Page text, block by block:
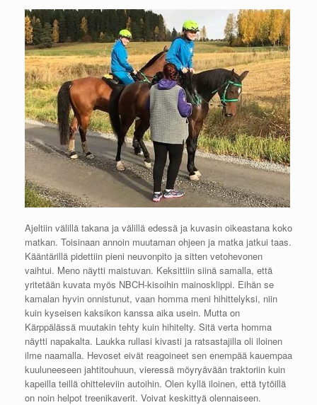
Ajeltiin välillä takana ja välillä edessä ja kuvasin oikeastana koko
matkan. Toisinaan annoin muutaman ohjeen ja matka jatkui taas.
Kääntärillä pidettiin pieni neuvonpito ja sitten vetohevonen
vaihtui. Meno näytti maistuvan. Keksittiin siinä samalla, että
yritetään kuvata myös NBCH-kisoihin mainosklippi. Eihän se
kamalan hyvin onnistunut, vaan homma meni hihittelyksi, niin
kuin kyseisen kaksikon kanssa aika usein. Mutta on
Kärppälässä muutakin tehty kuin hihitelty. Sitä verta homma
näytti napakalta. Laukka rullasi kivasti ja ratsastajilla oli iloinen
ilme naamalla. Hevoset eivät reagoineet sen enempää kauempaa
kuuluneeseen jahtitouhuun, vieressä möyryävään traktoriin kuin
kapeilla teillä ohitteleviin autoihin. Olen kyllä iloinen, että tytöillä
on noin helpot treenikaverit. Voivat keskittyä olennaiseen.